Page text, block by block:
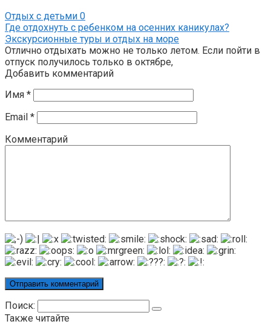
Отдых с детьми 0
Где отдохнуть с ребенком на осенних каникулах?
Экскурсионные туры и отдых на море
Отлично отдыхать можно не только летом. Если пойти в
отпуск получилось только в октябре,
Добавить комментарий
Имя *
Email *
Комментарий
Поиск:
Также читайте